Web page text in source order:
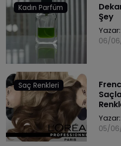
Kadın Parfüm
Şey
Yazar:
06/
Saç Renkleri
Yazar:
05/